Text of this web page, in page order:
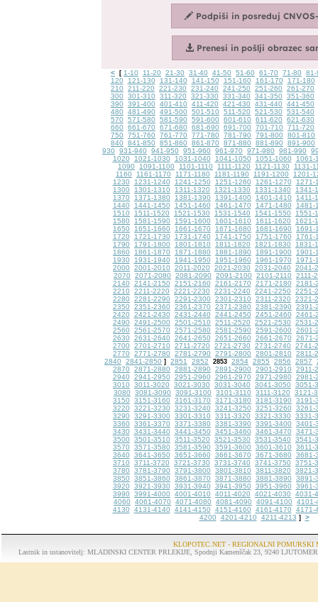
< [ 1-10 11-20 21-30 31-40 41-50 51-60 61-70 71-80
81-
120
121-130 131-140 141-150 151-160 161-170
171-180
210
211-220 221-230 231-240 241-250 251-260
261-270
300
301-310 311-320 321-330 331-340 341-350
351-360
390
391-400 401-410 411-420 421-430 431-440
441-450
480
481-490 491-500 501-510 511-520 521-530
531-540
570
571-580 581-590 591-600 601-610 611-620
621-630
660
661-670 671-680 681-690 691-700 701-710
711-720
750
751-760 761-770 771-780 781-790 791-800
801-810
840
841-850 851-860 861-870 871-880 881-890
891-900
930
931-940 941-950 951-960 961-970 971-980 981-990
1020
1021-1030 1031-1040 1041-1050 1051-1060
1061-
1090
1091-1100 1101-1110 1111-1120 1121-1130
1131-
1160
1161-1170 1171-1180 1181-1190 1191-1200
1201-
1230
1231-1240 1241-1250 1251-1260 1261-1270
1271-
1300
1301-1310 1311-1320 1321-1330 1331-1340
1341-
1370
1371-1380 1381-1390 1391-1400 1401-1410
1411-
1440
1441-1450 1451-1460 1461-1470 1471-1480
1481-
1510
1511-1520 1521-1530 1531-1540 1541-1550
1551-
1580
1581-1590 1591-1600 1601-1610 1611-1620
1621-
1650
1651-1660 1661-1670 1671-1680 1681-1690
1691-
1720
1721-1730 1731-1740 1741-1750 1751-1760
1761-
1790
1791-1800 1801-1810 1811-1820 1821-1830
1831-
1860
1861-1870 1871-1880 1881-1890 1891-1900
1901-
1930
1931-1940 1941-1950 1951-1960 1961-1970
1971-
2000
2001-2010 2011-2020 2021-2030 2031-2040
2041-
2070
2071-2080 2081-2090 2091-2100 2101-2110
2111-
2140
2141-2150 2151-2160 2161-2170 2171-2180
2181-
2210
2211-2220 2221-2230 2231-2240 2241-2250
2251-
2280
2281-2290 2291-2300 2301-2310 2311-2320
2321-
2350
2351-2360 2361-2370 2371-2380 2381-2390
2391-
2420
2421-2430 2431-2440 2441-2450 2451-2460
2461-
2490
2491-2500 2501-2510 2511-2520 2521-2530
2531-
2560
2561-2570 2571-2580 2581-2590 2591-2600
2601-
2630
2631-2640 2641-2650 2651-2660 2661-2670
2671-
2700
2701-2710 2711-2720 2721-2730 2731-2740
2741-
2770
2771-2780 2781-2790 2791-2800 2801-2810
2811-
2840
2841-2850 ] 2851 2852 2853 2854 2855 2856 2857
2870
2871-2880 2881-2890 2891-2900 2901-2910
2911-
2940
2941-2950 2951-2960 2961-2970 2971-2980
2981-
3010
3011-3020 3021-3030 3031-3040 3041-3050
3051-
3080
3081-3090 3091-3100 3101-3110 3111-3120
3121-
3150
3151-3160 3161-3170 3171-3180 3181-3190
3191-
3220
3221-3230 3231-3240 3241-3250 3251-3260
3261-
3290
3291-3300 3301-3310 3311-3320 3321-3330
3331-
3360
3361-3370 3371-3380 3381-3390 3391-3400
3401-
3430
3431-3440 3441-3450 3451-3460 3461-3470
3471-
3500
3501-3510 3511-3520 3521-3530 3531-3540
3541-
3570
3571-3580 3581-3590 3591-3600 3601-3610
3611-
3640
3641-3650 3651-3660 3661-3670 3671-3680
3681-
3710
3711-3720 3721-3730 3731-3740 3741-3750
3751-
3780
3781-3790 3791-3800 3801-3810 3811-3820
3821-
3850
3851-3860 3861-3870 3871-3880 3881-3890
3891-
3920
3921-3930 3931-3940 3941-3950 3951-3960
3961-
3990
3991-4000 4001-4010 4011-4020 4021-4030
4031-
4060
4061-4070 4071-4080 4081-4090 4091-4100
4101-
4130
4131-4140 4141-4150 4151-4160 4161-4170
4171-
4200
4201-4210 4211-4213 ] >
KLOPOTEC.NET - REGIONALNI POMURSKI
Lastnik in ustanovitelj: MLADINSKI CENTER PRLEKIJE, Spodnji Kamenščak 23, 9240